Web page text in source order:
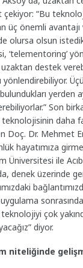
“Bu
üç önemli
olursa olsun
‘telementoring’
destek
yerden
Son
daha
Doç. Dr. Mehmet
hayatımıza
Üniversitesi ile
denek üzerinde
çok
diyor.
niteliğinde